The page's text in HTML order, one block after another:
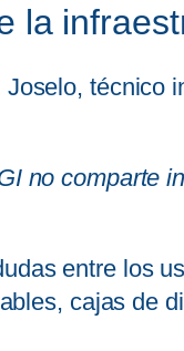
la
Joselo, técnico
no comparte
entre los
cajas de